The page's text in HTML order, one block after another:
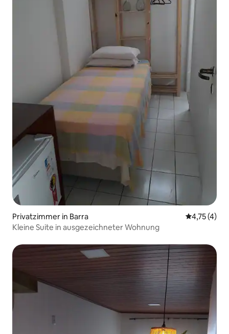
Privatzimmer in Barra
4,75 (4)
Kleine Suite in ausgezeichneter Wohnung